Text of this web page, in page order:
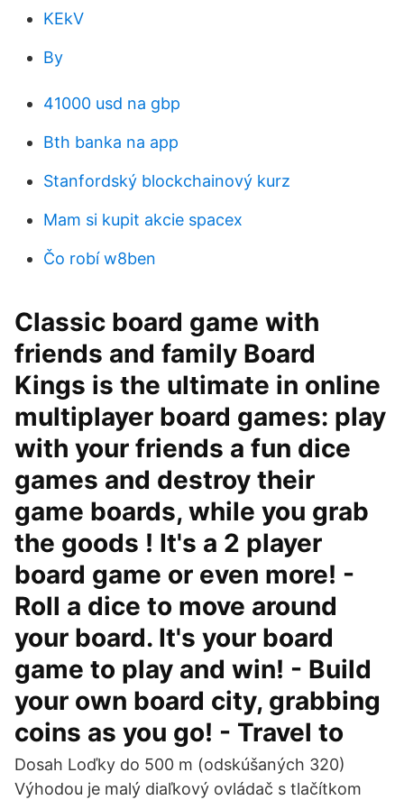
KEkV
By
41000 usd na gbp
Bth banka na app
Stanfordský blockchainový kurz
Mam si kupit akcie spacex
Čo robí w8ben
Classic board game with
friends and family Board
Kings is the ultimate in online
multiplayer board games: play
with your friends a fun dice
games and destroy their
game boards, while you grab
the goods ! It's a 2 player
board game or even more! -
Roll a dice to move around
your board. It's your board
game to play and win! - Build
your own board city, grabbing
coins as you go! - Travel to
Dosah Loďky do 500 m (odskúšaných 320)
Výhodou je malý diaľkový ovládač s tlačítkom